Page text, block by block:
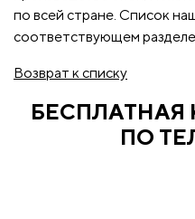
по всей стране. Список
соответствующем разделе
Возврат к списку
БЕСПЛАТНАЯ
ПО